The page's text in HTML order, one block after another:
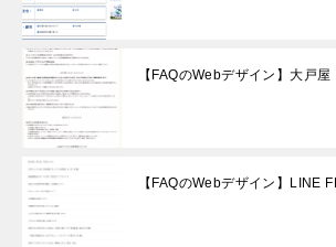
【FAQのWebデザイン】大戸屋
【FAQのWebデザイン】LINE